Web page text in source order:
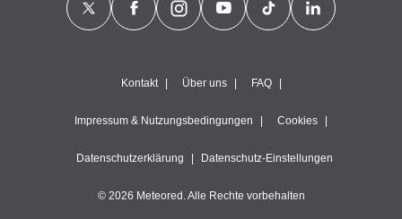
Kontakt Über uns FAQ
Impressum & Nutzungsbedingungen Cookies
Datenschutzerklärung Datenschutz-Einstellungen
© 2026 Meteored. Alle Rechte vorbehalten